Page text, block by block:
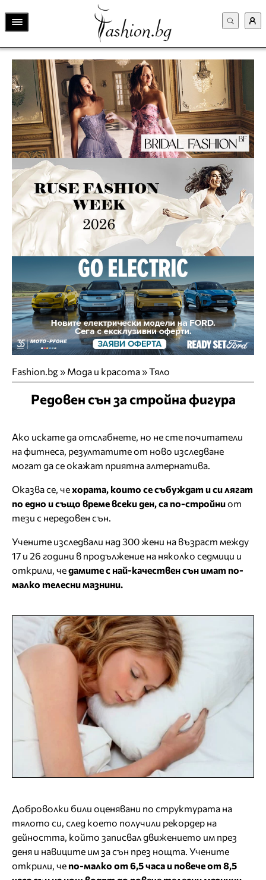
Fashion.bg» Мода и красота»Тяло
Редовен сън за стройна фигура
Ако искате да отслабнете, но не сте почитатели
на фитнеса, резултатите от ново изследване
могат да се окажат приятна алтернатива.
Оказва се, чехората, които се събуждат и си лягат
по едно и също време всеки ден, са по-стройниот
тези с нередовен сън.
Учените изследвали над 300 жени на възраст между
17 и 26 години в продължение на няколко седмици и
открили, чедамите с най-качествен сън имат по-
малко телесни мазнини.
Доброволки били оценявани по структурата на
тялото си, след което получили рекордер на
дейността, който записвал движението им през
деня и навиците им за сън през нощта. Учените
открили, че по-малко от 6,5 часа и повече от 8,5